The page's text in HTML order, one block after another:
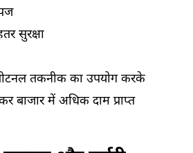
सुरक्षा
तकनीक का उपयोग करके
बाजार में अधिक दाम प्राप्त